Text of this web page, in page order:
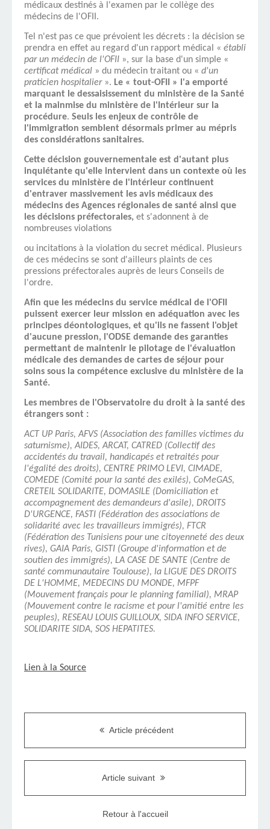
médicaux destinés à l'examen par le collège des
médecins de l'OFII.
Tel n'est pas ce que prévoient les décrets : la décision se
prendra en effet au regard d'un rapport médical « établi
par un médecin de l'OFII », sur la base d'un simple «
certificat médical » du médecin traitant ou « d'un
praticien hospitalier ». Le « tout-OFII » l'a emporté
marquant le dessaisissement du ministère de la Santé
et la mainmise du ministère de l'Intérieur sur la
procédure. Seuls les enjeux de contrôle de
l'immigration semblent désormais primer au mépris
des considérations sanitaires.
Cette décision gouvernementale est d'autant plus
inquiétante qu'elle intervient dans un contexte où les
services du ministère de l'Intérieur continuent
d'entraver massivement les avis médicaux des
médecins des Agences régionales de santé ainsi que
les décisions préfectorales, et s'adonnent à de
nombreuses violations
ou incitations à la violation du secret médical. Plusieurs
de ces médecins se sont d'ailleurs plaints de ces
pressions préfectorales auprès de leurs Conseils de
l'ordre.
Afin que les médecins du service médical de l'OFII
puissent exercer leur mission en adéquation avec les
principes déontologiques, et qu'ils ne fassent l'objet
d'aucune pression, l'ODSE demande des garanties
permettant de maintenir le pilotage de l'évaluation
médicale des demandes de cartes de séjour pour
soins sous la compétence exclusive du ministère de la
Santé.
Les membres de l'Observatoire du droit à la santé des
étrangers sont :
ACT UP Paris, AFVS (Association des familles victimes du
saturnisme), AIDES, ARCAT, CATRED (Collectif des
accidentés du travail, handicapés et retraités pour
l'égalité des droits), CENTRE PRIMO LEVI, CIMADE,
COMEDE (Comité pour la santé des exilés), CoMeGAS,
CRETEIL SOLIDARITE, DOMASILE (Domiciliation et
accompagnement des demandeurs d'asile), DROITS
D'URGENCE, FASTI (Fédération des associations de
solidarité avec les travailleurs immigrés), FTCR
(Fédération des Tunisiens pour une citoyenneté des deux
rives), GAIA Paris, GISTI (Groupe d'information et de
soutien des immigrés), LA CASE DE SANTE (Centre de
santé communautaire Toulouse), la LIGUE DES DROITS
DE L'HOMME, MEDECINS DU MONDE, MFPF
(Mouvement français pour le planning familial), MRAP
(Mouvement contre le racisme et pour l'amitié entre les
peuples), RESEAU LOUIS GUILLOUX, SIDA INFO SERVICE,
SOLIDARITE SIDA, SOS HEPATITES.
Lien à la Source
Article précédent
Article suivant
Retour à l'accueil